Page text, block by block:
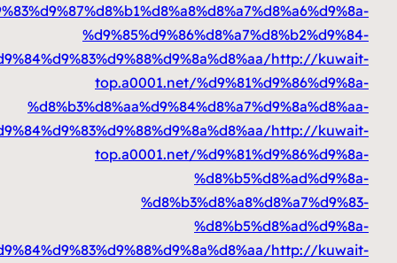
top.a0001.net/
top.a0001.net/